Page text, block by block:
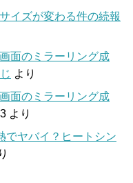
イズが変わる件の続報
面のミラーリング成
より
面のミラーリング成
より
でヤバイ？ヒートシン